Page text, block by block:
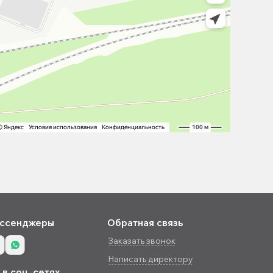
Обратная связь
Заказать звонок
Написать директору